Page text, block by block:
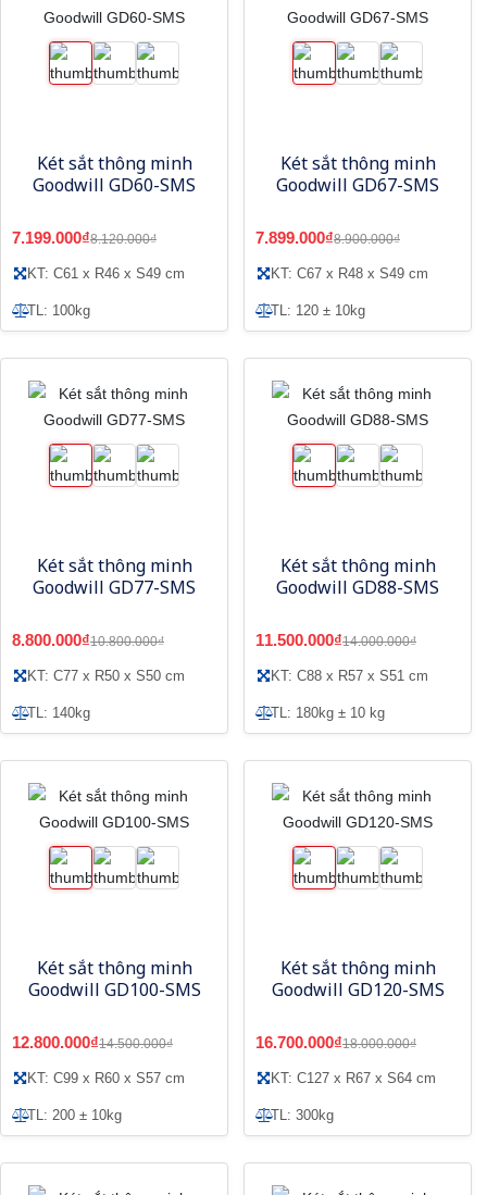
Két sắt thông minh
Goodwill GD60-SMS
7.199.000₫8.120.000₫
KT: C61 x R46 x S49 cm
TL: 100kg
Két sắt thông minh
Goodwill GD67-SMS
7.899.000₫8.900.000₫
KT: C67 x R48 x S49 cm
TL: 120 ± 10kg
Két sắt thông minh
Goodwill GD77-SMS
8.800.000₫10.800.000₫
KT: C77 x R50 x S50 cm
TL: 140kg
Két sắt thông minh
Goodwill GD88-SMS
11.500.000₫14.000.000₫
KT: C88 x R57 x S51 cm
TL: 180kg ± 10 kg
Két sắt thông minh
Goodwill GD100-SMS
12.800.000₫14.500.000₫
KT: C99 x R60 x S57 cm
TL: 200 ± 10kg
Két sắt thông minh
Goodwill GD120-SMS
16.700.000₫18.000.000₫
KT: C127 x R67 x S64 cm
TL: 300kg